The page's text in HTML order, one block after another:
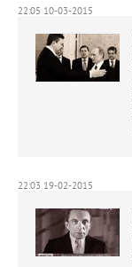
22:05 10-03-2015
22:03 19-02-2015